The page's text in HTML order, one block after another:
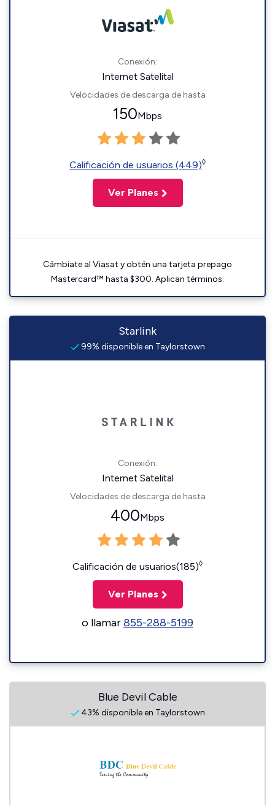
Conexión:
Internet Satelital
Velocidades de descarga de hasta
150Mbps
Calificación de usuarios (449)◊
Ver Planes
Cámbiate al Viasat y obtén una tarjeta prepago
Mastercard™ hasta $300. Aplican términos.
Starlink
99% disponible en Taylorstown
Conexión:
Internet Satelital
Velocidades de descarga de hasta
400Mbps
Calificación de usuarios(185)◊
Ver Planes
o llamar855-288-5199
Blue Devil Cable
43% disponible en Taylorstown